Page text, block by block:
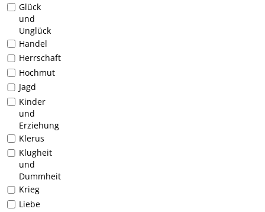
Glück
und
Unglück
Handel
Herrschaft
Hochmut
Jagd
Kinder
und
Erziehung
Klerus
Klugheit
und
Dummheit
Krieg
Liebe